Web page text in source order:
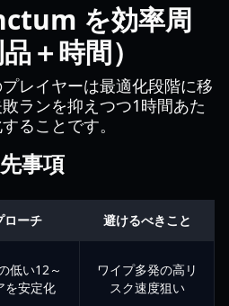
を効率周
＋時間）
レイヤーは最適化段階に移
ランを抑えつつ1時間あた
ることです。
事項
ローチ 避けるべきこと
低い12～
を安定化
ワイプ多発の高リ
スク速度狙い